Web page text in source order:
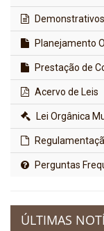
Planejamento
Prestação de
Acervo de Leis
Lei Orgânica
Perguntas
ÚLTIMAS